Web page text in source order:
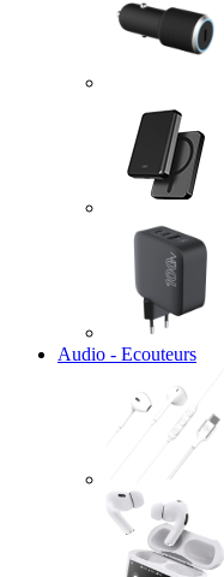
Audio - Ecouteurs